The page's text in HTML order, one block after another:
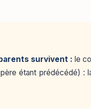
survivent : le
étant prédécédé) :